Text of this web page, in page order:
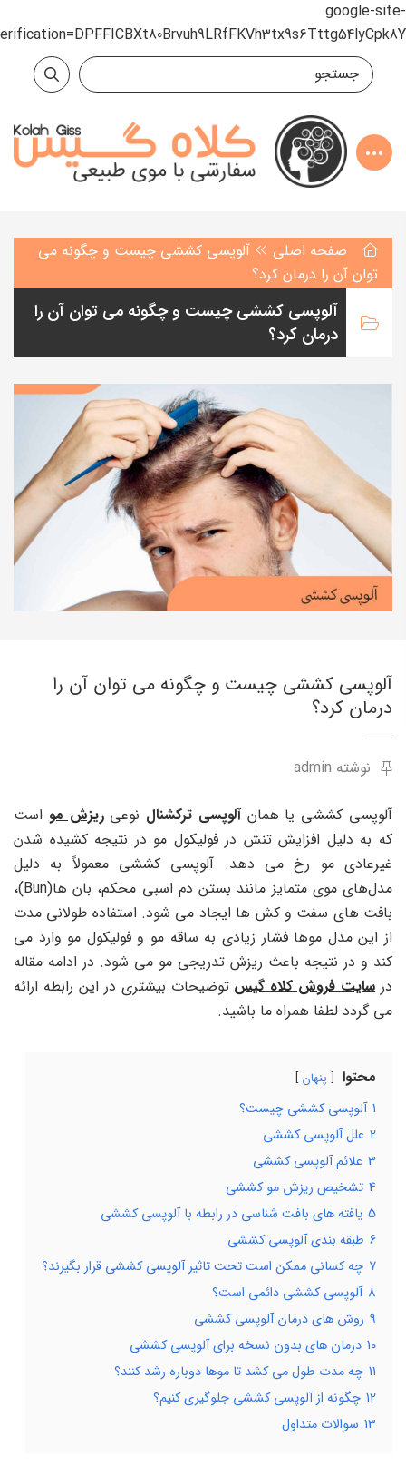
google-site-
صفحه اصلی
آلوپسی کششی چیست و چگونه می
توان آن را درمان کرد؟
آلوپسی کششی چیست و چگونه می توان آن را
درمان کرد؟
آلوپسی کششی چیست و چگونه می توان آن را
درمان کرد؟
نوشته admin
آلوپسی کششی یا همانآلوپسی ترکشنال نوعیریزش مواست
که به دلیل افزایش تنش در فولیکول مو در نتیجه کشیده شدن
غیرعادی مو رخ می دهد. آلوپسی کششی معمولاً به دلیل
مدل‌های موی متمایز مانند بستن دم اسبی محکم، بان ‌ها(Bun)،
بافت ‌های سفت و کش ها ایجاد می ‌شود. استفاده طولانی مدت
از این مدل موها فشار زیادی به ساقه مو و فولیکول مو وارد می
کند و در نتیجه باعث ریزش تدریجی مو می شود. در ادامه مقاله
در سایت فروش کلاه گیس توضیحات بیشتری در این رابطه ارائه
می گردد لطفا همراه ما باشید.
محتوا پنهان
1 آلوپسی کششی چیست؟
2 علل آلوپسی کششی
3 علائم آلوپسی کششی
4 تشخیص ریزش مو کششی
5 یافته های بافت شناسی در رابطه با آلوپسی کششی
6 طبقه بندی آلوپسی کششی
7 چه کسانی ممکن است تحت تاثیر آلوپسی کششی قرار بگیرند؟
8 آلوپسی کششی دائمی است؟
9 روش های درمان آلوپسی کششی
10 درمان های بدون نسخه برای آلوپسی کششی
11 چه مدت طول می کشد تا موها دوباره رشد کنند؟
12 چگونه از آلوپسی کششی جلوگیری کنیم؟
13 سوالات متداول